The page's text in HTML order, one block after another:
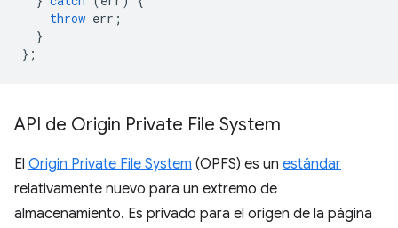
throw err ;
}
};
API de Origin Private File System
El Origin Private File System (OPFS) es un estándar
relativamente nuevo para un extremo de
almacenamiento. Es privado para el origen de la página